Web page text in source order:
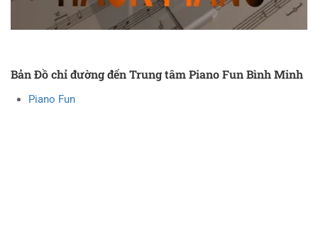
Bản Đồ chỉ đường đến Trung tâm Piano Fun Bình Minh
Piano Fun